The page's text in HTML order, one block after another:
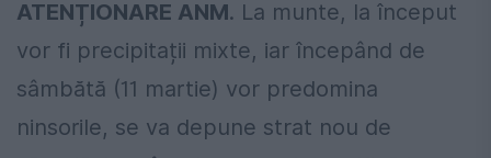
ATENȚIONARE ANM. La munte, la început
vor fi precipitații mixte, iar începând de
sâmbătă (11 martie) vor predomina
ninsorile, se va depune strat nou de